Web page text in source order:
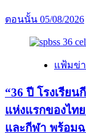
ตอนนั้น 05/08/2026
แฟ้มข่
“36 ปี โรงเรีย
แห่งแรกของไท
และกีฬา พร้อม